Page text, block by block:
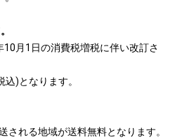
月1日の消費税増税に伴い改訂さ
込)となります。
される地域が送料無料となります。